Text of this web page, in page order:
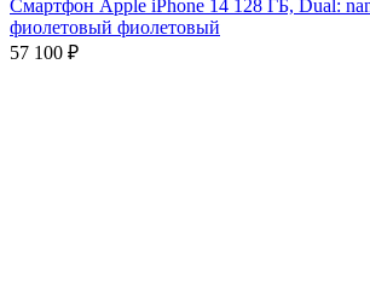
Смартфон Apple iPhone 14 128 ГБ, Dual:
фиолетовый фиолетовый
57 100 ₽